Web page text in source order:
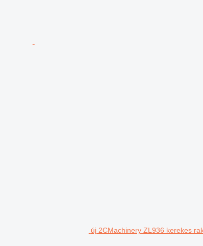
új 2CMachinery ZL936 kerekes